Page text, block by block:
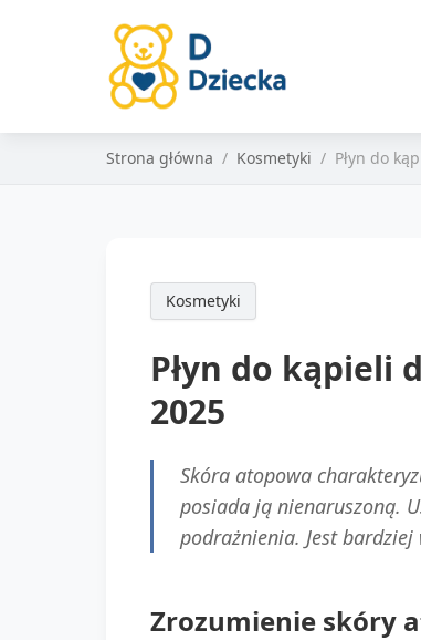
Strona główna Kosmetyki Płyn do
Kosmetyki
Płyn do kąpieli
2025
Skóra atopowa
posiada ją nienaruszoną.
podrażnienia. Jest
Zrozumienie skóry